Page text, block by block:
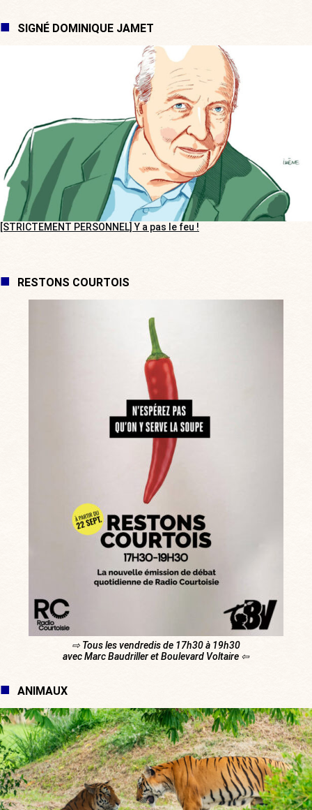
SIGNÉ DOMINIQUE JAMET
[STRICTEMENT PERSONNEL] Y a pas le feu !
RESTONS COURTOIS
⇨ Tous les vendredis de 17h30 à 19h30
avec Marc Baudriller et Boulevard Voltaire ⇦
ANIMAUX